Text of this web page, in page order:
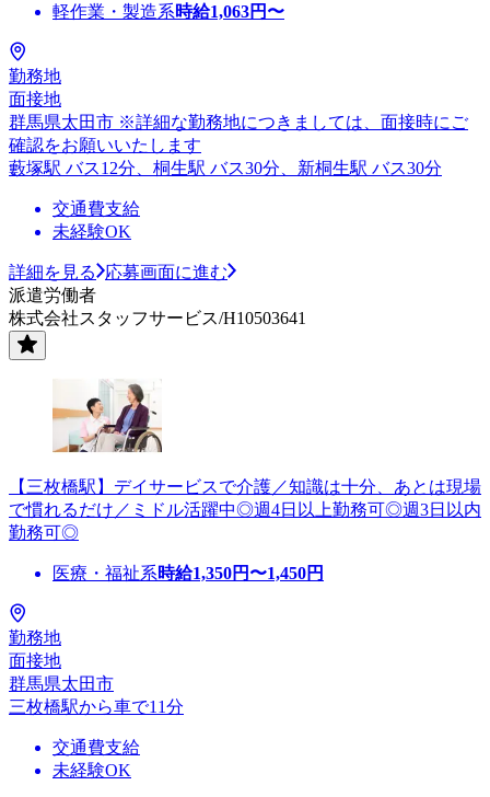
軽作業・製造系時給1,063円〜
勤務地
面接地
群馬県太田市 ※詳細な勤務地につきましては、面接時にご
確認をお願いいたします
藪塚駅 バス12分、桐生駅 バス30分、新桐生駅 バス30分
交通費支給
未経験OK
詳細を見る
応募画面に進む
派遣労働者
株式会社スタッフサービス/H10503641
【三枚橋駅】デイサービスで介護／知識は十分、あとは現場
で慣れるだけ／ミドル活躍中◎週4日以上勤務可◎週3日以内
勤務可◎
医療・福祉系時給1,350円〜1,450円
勤務地
面接地
群馬県太田市
三枚橋駅から車で11分
交通費支給
未経験OK